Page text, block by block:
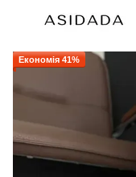
Економія 41%